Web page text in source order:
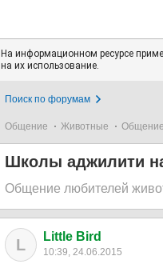
На информационном ресурсе
на их использование.
Поиск по форумам
Общение Животные
Школы аджилити
Общение любителей
L Little Bird
10:39, 24.06.2015